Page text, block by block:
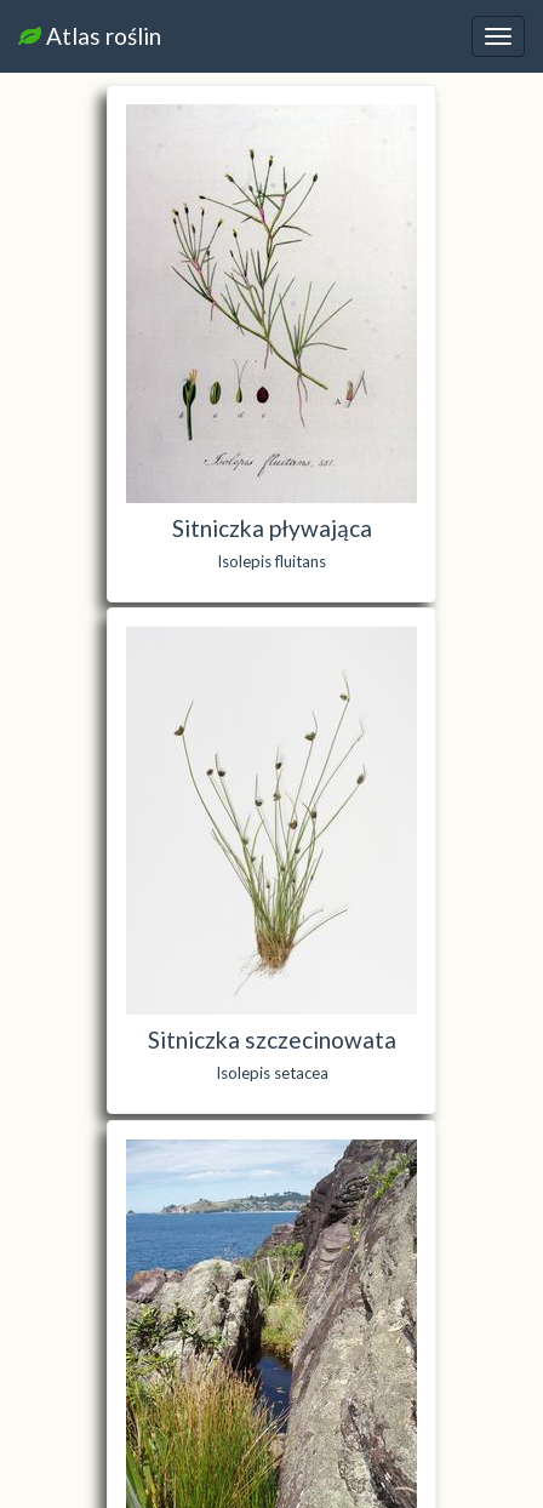
Atlas roślin
Sitniczka pływająca
Isolepis fluitans
Sitniczka szczecinowata
Isolepis setacea